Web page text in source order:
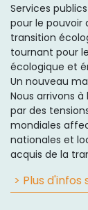
Services
pour le
transition
tournant pour
écologique et
Un nouveau
Nous arrivons
par des
mondiales
nationales et
acquis de la
> Plus